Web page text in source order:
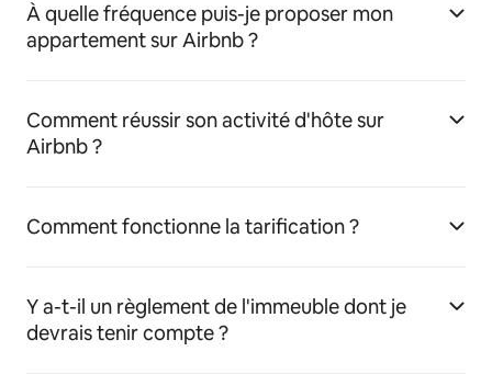
À quelle fréquence puis-je proposer mon
appartement sur Airbnb ?
Comment réussir son activité d'hôte sur
Airbnb ?
Comment fonctionne la tarification ?
Y a-t-il un règlement de l'immeuble dont je
devrais tenir compte ?